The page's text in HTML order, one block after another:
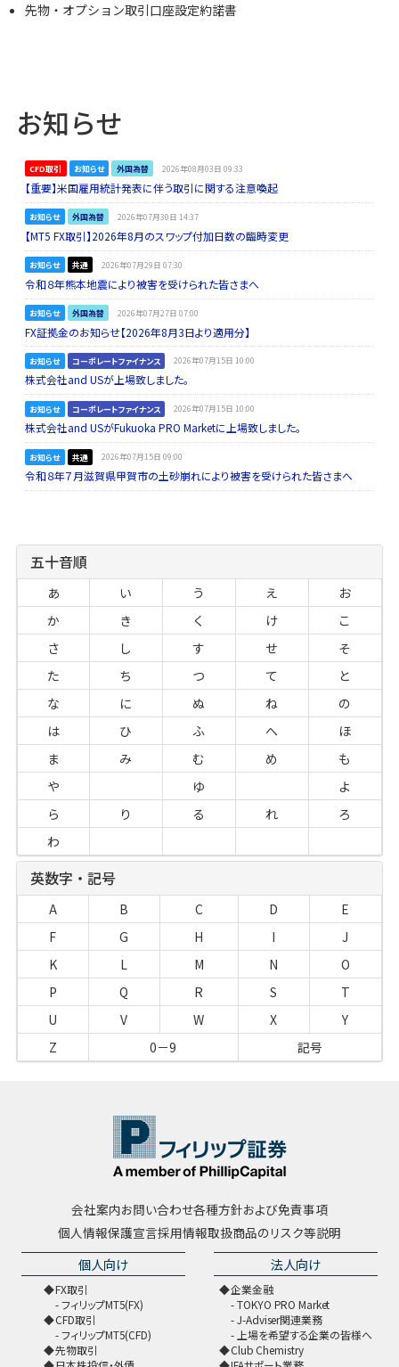
先物・オプション取引口座設定約諾書
お知らせ
CFD取引 お知らせ 外国為替 2026年08月03日 09:33
【重要】米国雇用統計発表に伴う取引に関する注意喚起
お知らせ 外国為替 2026年07月30日 14:37
【MT5 FX取引】2026年8月のスワップ付加日数の臨時変更
お知らせ 共通 2026年07月29日 07:30
令和８年熊本地震により被害を受けられた皆さまへ
お知らせ 外国為替 2026年07月27日 07:00
FX証拠金のお知らせ【2026年8月3日より適用分】
お知らせ コーポレートファイナンス 2026年07月15日 10:00
株式会社and USが上場致しました。
お知らせ コーポレートファイナンス 2026年07月15日 10:00
株式会社and USがFukuoka PRO Marketに上場致しました。
お知らせ 共通 2026年07月15日 09:00
令和８年７月滋賀県甲賀市の土砂崩れにより被害を受けられた皆さまへ
五十音順
あ い う え
お
か
き く け
こ
さ
し す せ
そ
た
ち つ て
と
な
に ぬ ね
の
は
ひ ふ へ
ほ
ま
み む め
も
や
ゆ
よ
ら
り る れ
ろ
わ
英数字・記号
A B C D
E
F
G H I
J
K
L M N
O
P
Q R S
T
U
V W X
Y
Z
0－9 記号
会社案内お問い合わせ各種方針および免責事項
個人情報保護宣言採用情報取扱商品のリスク等説明
個人向け
FX取引
フィリップMT5(FX)
CFD取引
フィリップMT5(CFD)
先物取引
法人向け
企業金融
TOKYO PRO Market
J-Adviser関連業務
上場を希望する企業の皆様へ
Club Chemistry